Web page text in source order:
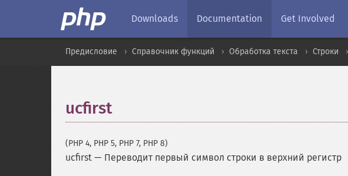
Downloads Documentation Get Involved
Предисловие Справочник функций Обработка текста Строки
ucfirst
(PHP 4, PHP 5, PHP 7, PHP 8)
ucfirst — Переводит первый символ строки в верхний регистр